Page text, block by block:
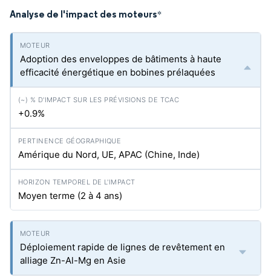
Analyse de l'impact des moteurs*
Adoption des enveloppes de bâtiments à haute
efficacité énergétique en bobines prélaquées
+0.9%
Amérique du Nord, UE, APAC (Chine, Inde)
Moyen terme (2 à 4 ans)
Déploiement rapide de lignes de revêtement en
alliage Zn-Al-Mg en Asie